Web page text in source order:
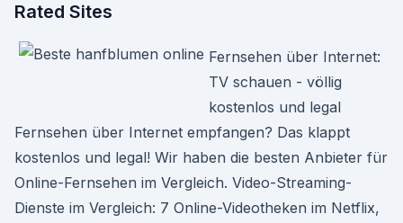
Rated Sites
Fernsehen über Internet:
TV schauen - völlig
kostenlos und legal
Fernsehen über Internet empfangen? Das klappt
kostenlos und legal! Wir haben die besten Anbieter für
Online-Fernsehen im Vergleich. Video-Streaming-
Dienste im Vergleich: 7 Online-Videotheken im Netflix,